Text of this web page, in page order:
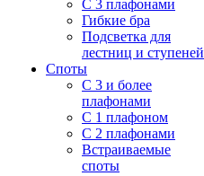
С 3 плафонами
Гибкие бра
Подсветка для
лестниц и ступеней
Споты
С 3 и более
плафонами
С 1 плафоном
С 2 плафонами
Встраиваемые
споты